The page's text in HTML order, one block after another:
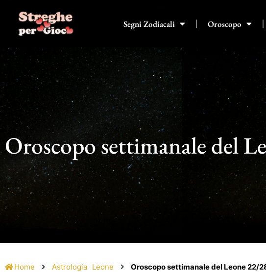
contenuto
Segni Zodiacali Oroscopo
Oroscopo settimanale del
Home Astrologia Leone Oroscopo settimanale del Leone 22/